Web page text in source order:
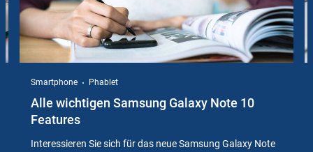
Smartphone Phablet
Alle wichtigen Samsung Galaxy Note 10
Features
Interessieren Sie sich für das neue Samsung Galaxy Note